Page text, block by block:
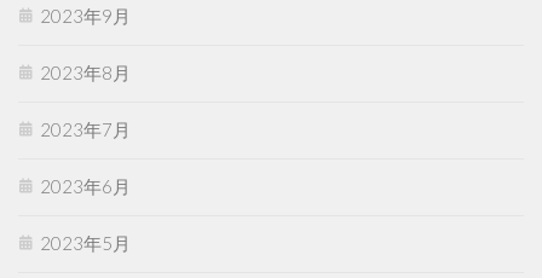
2023年9月
2023年8月
2023年7月
2023年6月
2023年5月